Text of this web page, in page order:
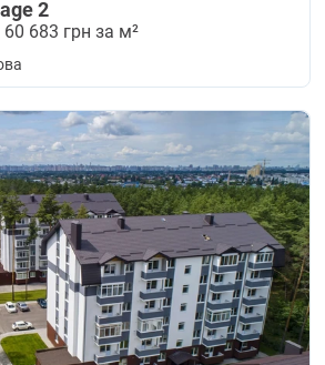
2
60 683 грн за м²